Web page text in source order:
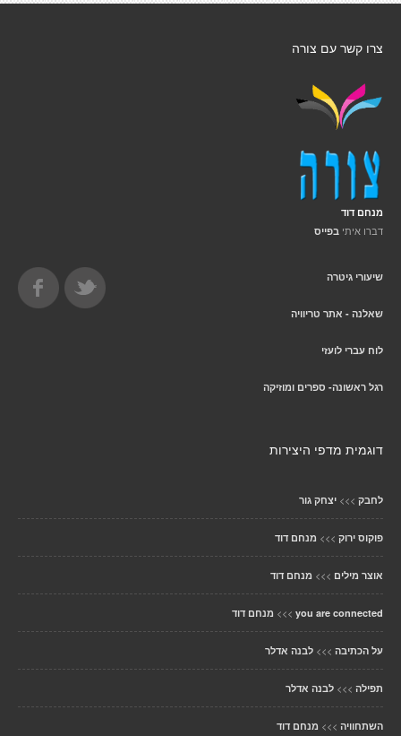
צרו קשר עם צורה
מנחם דוד
דברו איתי בפייס
שיעורי גיטרה
שאלנה - אתר טריוויה
לוח עברי לועזי
רגל ראשונה- ספרים ומוזיקה
דוגמית מדפי היצירות
לחבק >>> יצחק גור
פוקוס ירוק >>> מנחם דוד
אוצר מילים >>> מנחם דוד
you are connected
>>> מנחם דוד
על הכתיבה >>> לבנה אדלר
תפילה >>> לבנה אדלר
השתחוויה >>> מנחם דוד